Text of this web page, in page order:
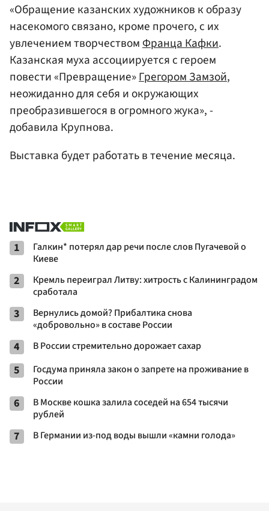
«Обращение казанских художников к образу
насекомого связано, кроме прочего, с их
увлечением творчествомФранца Кафки.
Казанская муха ассоциируется с героем
повести «Превращение»Грегором Замзой,
неожиданно для себя и окружающих
преобразившегося в огромного жука», -
добавила Крупнова.
Выставка будет работать в течение месяца.
1
Галкин* потерял дар речи после слов Пугачевой о
Киеве
2
Кремль переиграл Литву: хитрость с Калининградом
сработала
3
Вернулись домой? Прибалтика снова
«добровольно» в составе России
4 В России стремительно дорожает сахар
5
Госдума приняла закон о запрете на проживание в
России
6
В Москве кошка залила соседей на 654 тысячи
рублей
7 В Германии из-под воды вышли «камни голода»